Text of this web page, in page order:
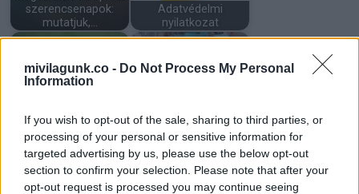
mivilagunk.co - Do Not Process My Personal
Information
If you wish to opt-out of the sale, sharing to third parties, or
processing of your personal or sensitive information for
targeted advertising by us, please use the below opt-out
section to confirm your selection. Please note that after your
opt-out request is processed you may continue seeing
szerencsenapok:
mutatjuk,…
Adatvédelmi
nyilatkozat
A húsvét nagy
fordulatot hozhat
ezeknek a jegyeknek…
Minden héten a
sarokból figyeltem…
míg egy botrány…